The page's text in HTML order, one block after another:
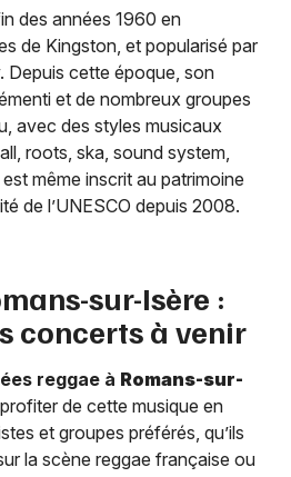
des années 1960 en
de Kingston, et popularisé par
Depuis cette époque, son
et de nombreux groupes
avec des styles musicaux
roots, ska, sound system,
même inscrit au patrimoine
de l’UNESCO depuis 2008.
sur-Isère :
concerts à venir
reggae à Romans-sur-
de cette musique en
et groupes préférés, qu’ils
la scène reggae française ou